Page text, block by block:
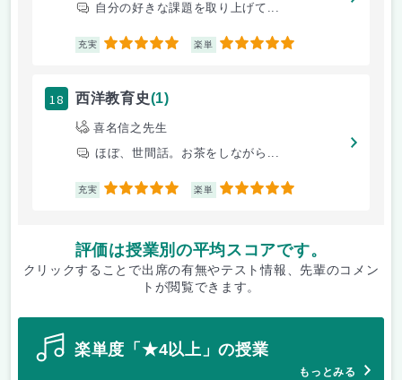
自分の好きな課題を取り上げて...
充実 5 楽単 5
18 西洋教育史(1)
喜名信之先生
ほぼ、世間話。お茶をしながら...
充実 5 楽単 5
評価は授業別の平均スコアです。
クリックすることで出席の有無やテスト情報、先輩のコメン
トが閲覧できます。
楽単度「★4以上」の授業
もっとみる